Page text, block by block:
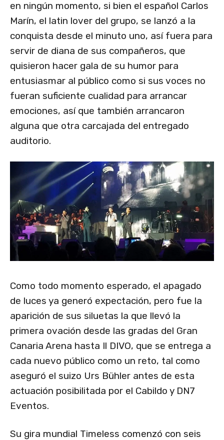
en ningún momento, si bien el español Carlos
Marín, el latin lover del grupo, se lanzó a la
conquista desde el minuto uno, así fuera para
servir de diana de sus compañeros, que
quisieron hacer gala de su humor para
entusiasmar al público como si sus voces no
fueran suficiente cualidad para arrancar
emociones, así que también arrancaron
alguna que otra carcajada del entregado
auditorio.
Como todo momento esperado, el apagado
de luces ya generó expectación, pero fue la
aparición de sus siluetas la que llevó la
primera ovación desde las gradas del Gran
Canaria Arena hasta Il DIVO, que se entrega a
cada nuevo público como un reto, tal como
aseguró el suizo Urs Bühler antes de esta
actuación posibilitada por el Cabildo y DN7
Eventos.
Su gira mundial Timeless comenzó con seis